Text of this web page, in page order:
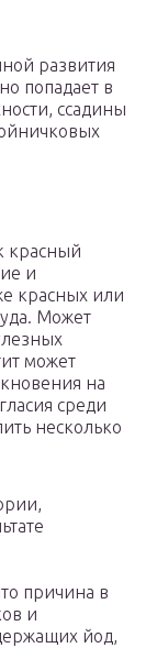
развития
попадает в
ссадины
красный
и
красных или
Может
может
на
среди
несколько
причина в
и
йод,